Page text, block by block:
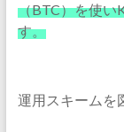
（BTC）を使い
す。
運用スキームを